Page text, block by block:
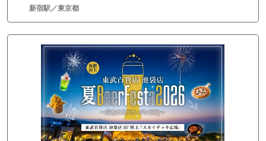
新宿駅／東京都